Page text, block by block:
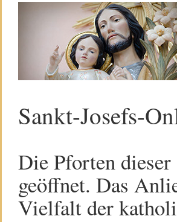
Sankt-Josefs-
Die Pforten
geöffnet. Das
Vielfalt der